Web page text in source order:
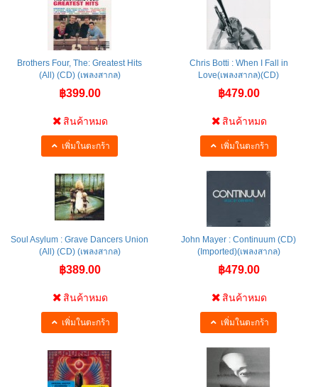
Brothers Four, The: Greatest Hits
(All) (CD) (เพลงสากล)
฿399.00
สินค้าหมด
เพิ่มในตะกร้า
Chris Botti : When I Fall in
Love(เพลงสากล)(CD)
฿479.00
สินค้าหมด
เพิ่มในตะกร้า
Soul Asylum : Grave Dancers Union
(All) (CD) (เพลงสากล)
฿389.00
สินค้าหมด
เพิ่มในตะกร้า
John Mayer : Continuum (CD)
(Imported)(เพลงสากล)
฿479.00
สินค้าหมด
เพิ่มในตะกร้า